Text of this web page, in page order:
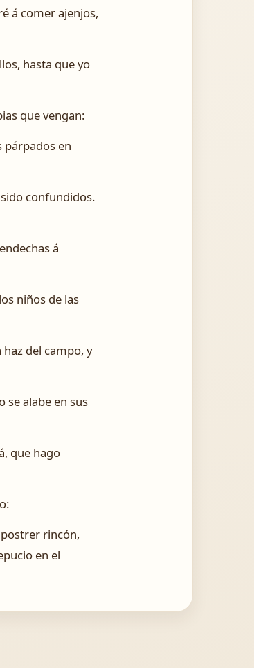
á comer ajenjos,
hasta que yo
que vengan:
párpados en
confundidos.
á
niños de las
del campo, y
se alabe en sus
que hago
postrer rincón,
en el